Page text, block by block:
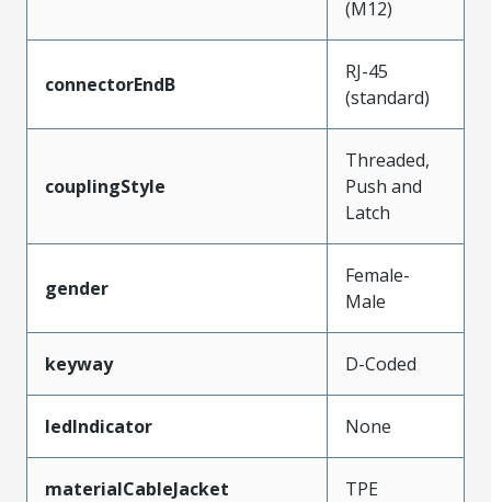
(M12)
connectorEndB
RJ-45
(standard)
couplingStyle
Threaded,
Push and
Latch
gender
Female-
Male
keyway D-Coded
ledIndicator None
materialCableJacket TPE